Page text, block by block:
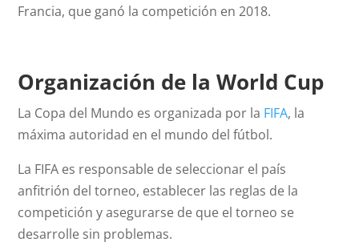
Francia, que ganó la competición en 2018.
Organización de la World Cup
La Copa del Mundo es organizada por la FIFA, la
máxima autoridad en el mundo del fútbol.
La FIFA es responsable de seleccionar el país
anfitrión del torneo, establecer las reglas de la
competición y asegurarse de que el torneo se
desarrolle sin problemas.